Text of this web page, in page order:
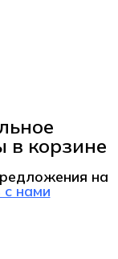
в корзине
на
с нами